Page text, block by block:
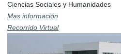
Ciencias Sociales y Humanidades
Mas información
Recorrido Virtual